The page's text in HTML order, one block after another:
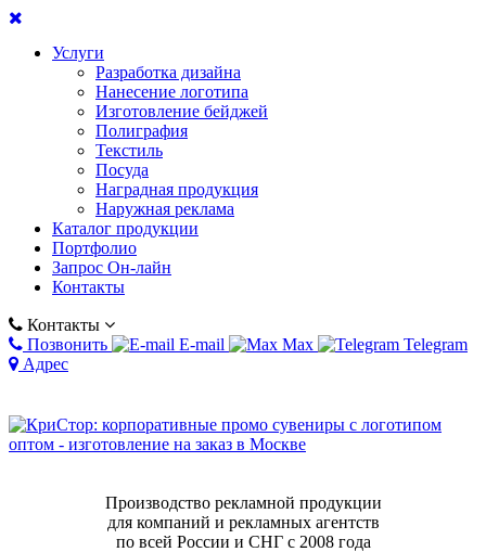
Услуги
Разработка дизайна
Нанесение логотипа
Изготовление бейджей
Полиграфия
Текстиль
Посуда
Наградная продукция
Наружная реклама
Каталог продукции
Портфолио
Запрос Он-лайн
Контакты
Контакты
Позвонить
E-mail Max
Telegram
Адрес
Производство рекламной продукции
для компаний и рекламных агентств
по всей России и СНГ с 2008 года